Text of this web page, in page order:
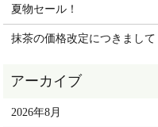
夏物セール！
抹茶の価格改定につきまして
2026年8月